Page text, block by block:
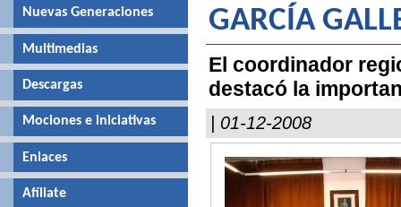
GARCÍA
El coordinador
destacó la
| 01-12-2008
Nuevas Generaciones
Multimedias
Descargas
Mociones e iniciativas
Enlaces
Afíliate